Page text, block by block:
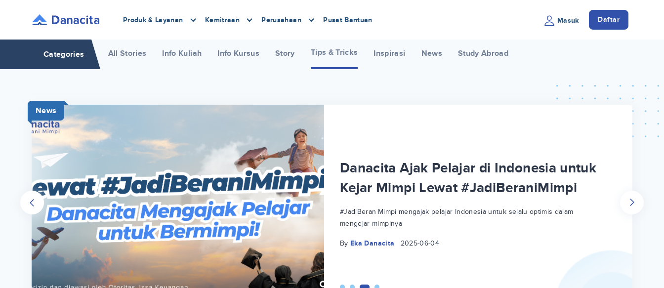
Produk & Layanan Kemitraan Perusahaan Pusat Bantuan Masuk Daftar
Categories All Stories Info Kuliah Info Kursus Story Tips & Tricks Inspirasi News Study Abroad
News
Danacita Ajak Pelajar di Indonesia untuk
Kejar Mimpi Lewat #JadiBeraniMimpi
#JadiBeraniMimpi mengajak pelajar Indonesia untuk selalu optimis dalam
mengejar mimpinya
By Eka Danacita 2025-06-04